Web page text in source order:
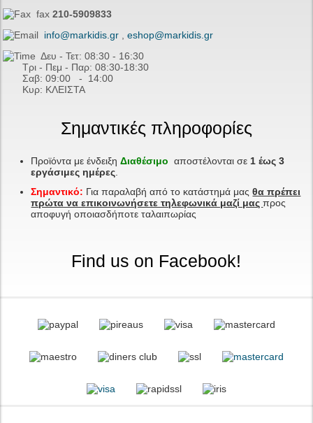
fax210-5909833
info@markidis.gr ,eshop@markidis.gr
Δευ - Τετ: 08:30 - 16:30
Τρι - Πεμ - Παρ: 08:30-18:30
Σαβ:09:00 - 14:00
Κυρ: ΚΛΕΙΣΤΑ
Σημαντικές πληροφορίες
Προϊόντα με ένδειξηΔιαθέσιμο αποστέλονται σε1 έως 3
εργάσιμες ημέρες.
Σημαντικό: Για παραλαβή από το κατάστημά μαςθα πρέπει
πρώτα να επικοινωνήσετε τηλεφωνικά μαζί μαςπρος
αποφυγή οποιασδήποτε ταλαιπωρίας
Find us on Facebook!